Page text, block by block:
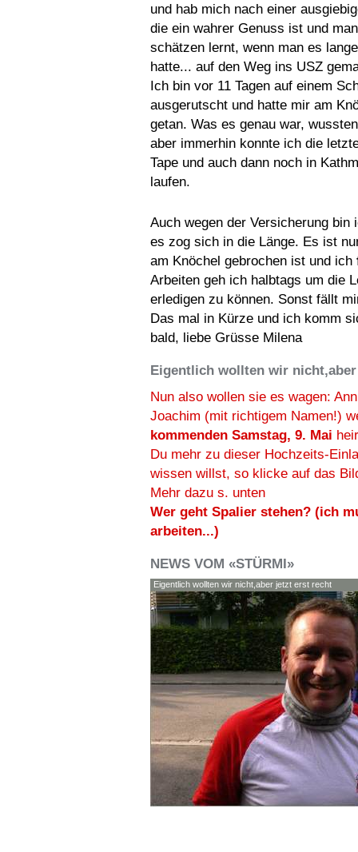
und hab mich nach einer
die ein wahrer Genuss ist und
schätzen lernt, wenn man es
hatte... auf den Weg ins USZ
Ich bin vor 11 Tagen auf einem
ausgerutscht und hatte mir am
getan. Was es genau war,
aber immerhin konnte ich die
Tape und auch dann noch in
laufen.
Auch wegen der Versicherung bin
es zog sich in die Länge. Es ist
am Knöchel gebrochen ist und ich
Arbeiten geh ich halbtags um die
erledigen zu können. Sonst fällt
Das mal in Kürze und ich komm
bald, liebe Grüsse Milena
Eigentlich wollten wir
Nun also wollen sie es wagen:
Joachim (mit richtigem Namen!)
kommenden Samstag, 9. Mai
Du mehr zu dieser Hochzeits-
wissen willst, so klicke auf das
Mehr dazu s. unten
Wer geht Spalier stehen? (ich
arbeiten...)
NEWS VOM «STÜRMI»
Eigentlich wollten wir nicht,aber jetzt erst recht